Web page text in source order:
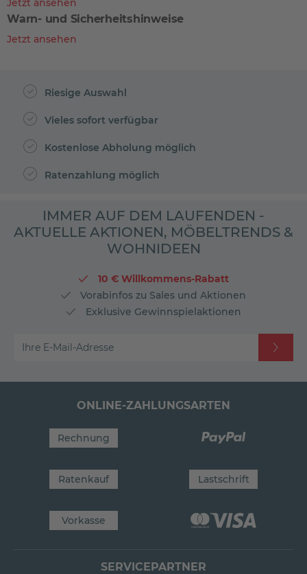
Jetzt ansehen
Warn- und Sicherheitshinweise
Jetzt ansehen
Riesige Auswahl
Vieles sofort verfügbar
Kostenlose Abholung möglich
Ratenzahlung möglich
IMMER AUF DEM LAUFENDEN -
AKTUELLE AKTIONEN, MÖBELTRENDS &
WOHNIDEEN
10 € Willkommens-Rabatt
Vorabinfos zu Sales und Aktionen
Exklusive Gewinnspielaktionen
Ihre E-Mail-Adresse
ONLINE-ZAHLUNGSARTEN
Rechnung
Ratenkauf Lastschrift
Vorkasse
SERVICEPARTNER